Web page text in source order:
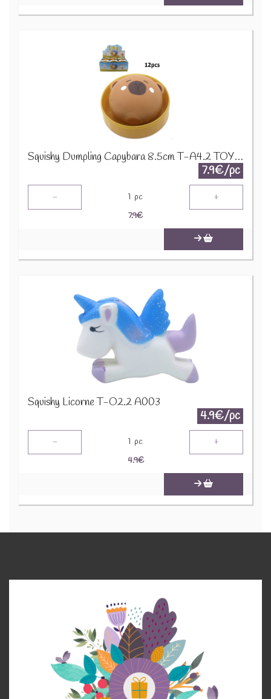
Squishy Dumpling Capybara 8.5cm T-A4.2 TOY002-003
7.9€/pc
- 1 pc +
7.9€
Squishy Licorne T-O2.2 A003
4.9€/pc
- 1 pc +
4.9€